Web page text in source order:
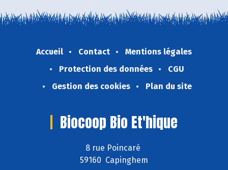
Accueil Contact
Mentions légales
Protection des données
CGU
Gestion des cookies
Plan du site
Biocoop Bio Et'hique
8 rue Poincaré
59160 Capinghem